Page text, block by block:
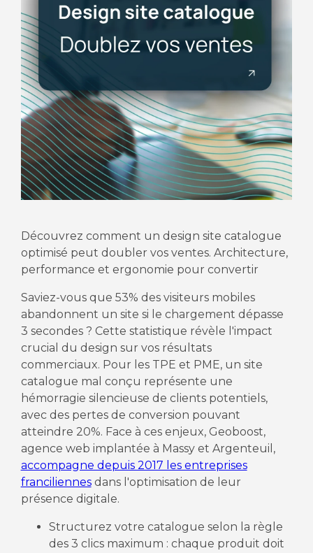
Découvrez comment un design site catalogue
optimisé peut doubler vos ventes. Architecture,
performance et ergonomie pour convertir
Saviez-vous que 53% des visiteurs mobiles
abandonnent un site si le chargement dépasse
3 secondes ? Cette statistique révèle l'impact
crucial du design sur vos résultats
commerciaux. Pour les TPE et PME, un site
catalogue mal conçu représente une
hémorragie silencieuse de clients potentiels,
avec des pertes de conversion pouvant
atteindre 20%. Face à ces enjeux, Geoboost,
agence web implantée à Massy et Argenteuil,
accompagne depuis 2017 les entreprises
franciliennesdans l'optimisation de leur
présence digitale.
Structurez votre catalogue selon la règle
des 3 clics maximum : chaque produit doit